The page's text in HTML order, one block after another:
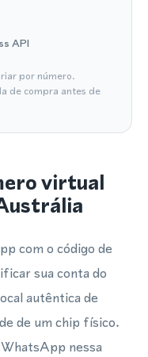
API
por número.
de compra antes de
virtual
com o código de
sua conta do
autêntica de
de um chip físico.
nessa